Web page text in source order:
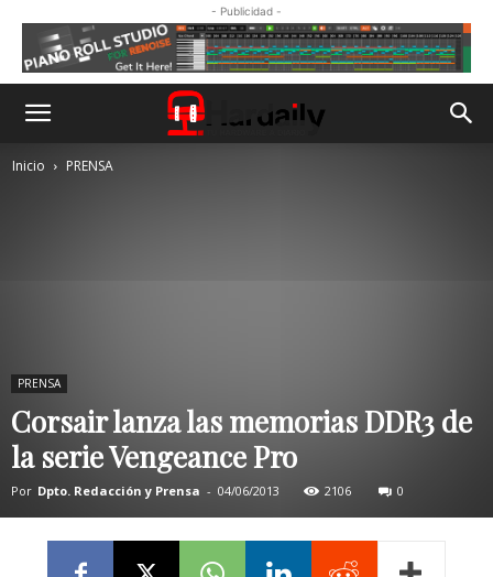
- Publicidad -
Inicio PRENSA
PRENSA
Corsair lanza las memorias DDR3 de
la serie Vengeance Pro
Por Dpto. Redacción y Prensa - 04/06/2013 2106 0